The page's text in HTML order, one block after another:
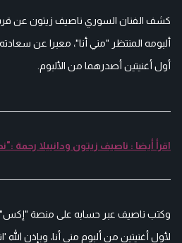
كشف الفنان السوري ناصيف زيتون عن
ألبومه المنتظر "مني أنا"، معبرا عن
أول أغنيتين أصدرهما من الألبوم.
اقرأ أيضا : ناصيف زيتون ودانييلا رحمة :"نحن 3
وكتب ناصيف عبر حسابه على منصة
لأول أغنيتين من ألبوم مني أنا، وبإذن